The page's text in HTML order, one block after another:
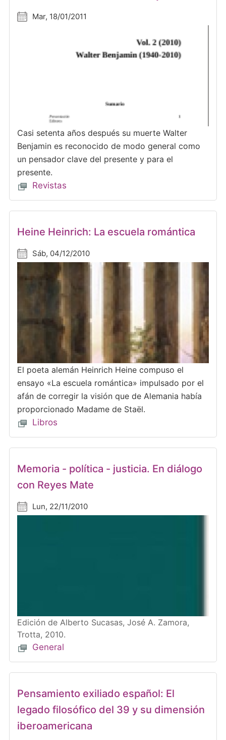
Mar, 18/01/2011
Casi setenta años después su muerte Walter
Benjamin es reconocido de modo general como
un pensador clave del presente y para el
presente.
Revistas
Heine Heinrich: La escuela romántica
Sáb, 04/12/2010
El poeta alemán Heinrich Heine compuso el
ensayo «La escuela romántica» impulsado por el
afán de corregir la visión que de Alemania había
proporcionado Madame de Staël.
Libros
Memoria - política - justicia. En diálogo
con Reyes Mate
Lun, 22/11/2010
Edición de Alberto Sucasas, José A. Zamora,
Trotta, 2010.
General
Pensamiento exiliado español: El
legado filosófico del 39 y su dimensión
iberoamericana